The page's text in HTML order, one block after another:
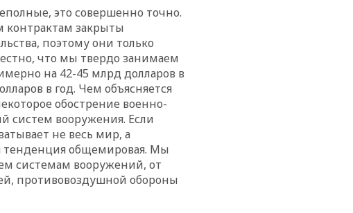
12:57В Луганске при ракетном
ударе ВСУ по складу
пострадали пять человек
12:44МВД: число
преступлений, связанных с
отмыванием денег, достигло
рекордного показателя
12:40В Подмосковье
женщина и трехлетний
ребенок погибли при падении
из окна
12:22В России с 1 сентября
изменятся билеты на
это совершенно точно.
контрактам закрыты
поэтому они только
что мы твердо занимаем
на 42-45 млрд долларов в
в год. Чем объясняется
обострение военно-
систем вооружения. Если
не весь мир, а
тенденция общемировая. Мы
системам вооружений, от
противовоздушной обороны